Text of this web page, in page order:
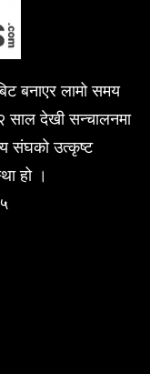
बनाएर लामो समय
साल देखी सन्चालनमा
संघको उत्कृष्ट
हो ।